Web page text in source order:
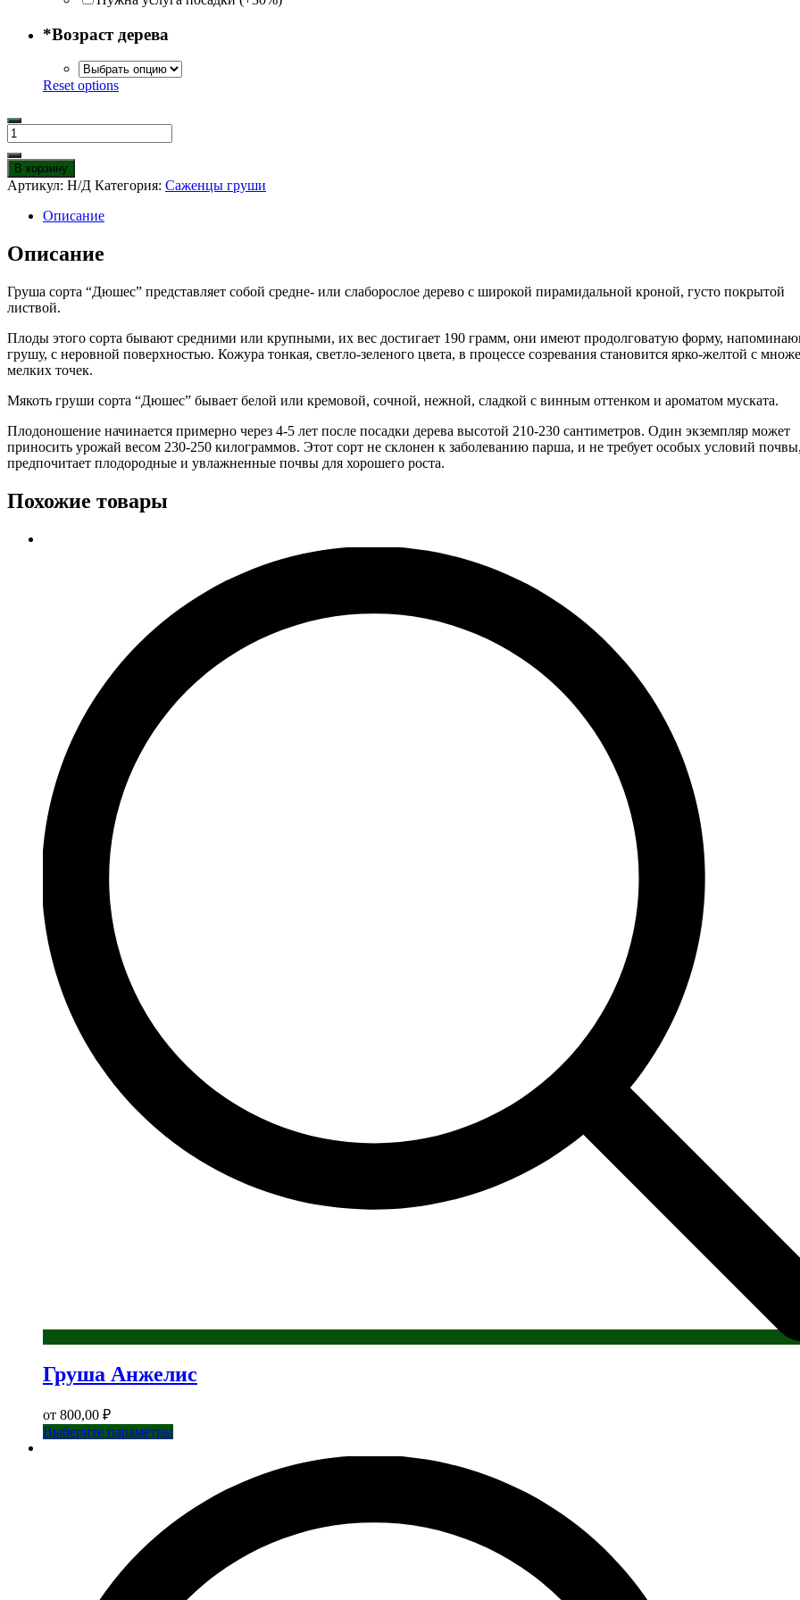
*Возраст дерева
Reset options
Количество
товара
Груша
Дюшес
В корзину
Артикул: Н/Д Категория: Саженцы груши
Описание
Описание
Груша сорта “Дюшес” представляет собой средне- или слаборослое дерево с широкой пирамидальной кроной, густо покрытой
листвой.
Плоды этого сорта бывают средними или крупными, их вес достигает 190 грамм, они имеют продолговатую форму,
грушу, с неровной поверхностью. Кожура тонкая, светло-зеленого цвета, в процессе созревания становится ярко-желтой с
мелких точек.
Мякоть груши сорта “Дюшес” бывает белой или кремовой, сочной, нежной, сладкой с винным оттенком и ароматом муската.
Плодоношение начинается примерно через 4-5 лет после посадки дерева высотой 210-230 сантиметров. Один экземпляр может
приносить урожай весом 230-250 килограммов. Этот сорт не склонен к заболеванию парша, и не требует особых условий
предпочитает плодородные и увлажненные почвы для хорошего роста.
Похожие товары
Груша Анжелис
от 800,00 ₽
Выберите параметрыЭтот
вариаций.
Опции
можно
странице
товара.